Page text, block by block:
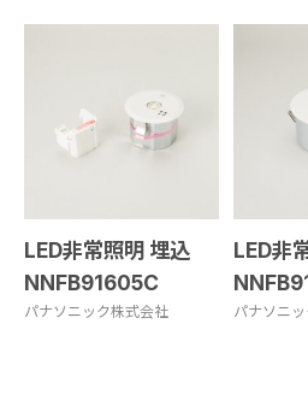
LED非常照明 埋込
NNFB91605C
パナソニック株式会社
LED非
パナソニ